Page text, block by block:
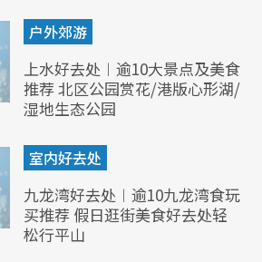
户外郊游
上水好去处︱逾10大景点及美食
推荐 北区公园赏花/港版心形湖/
湿地生态公园
室内好去处
九龙湾好去处︱逾10九龙湾食玩
买推荐 假日逛街美食好去处轻
松行平山